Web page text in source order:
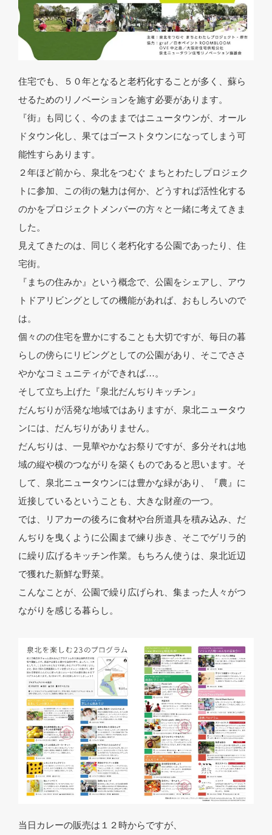
住宅でも、５０年となると老朽化することが多く、蘇ら
せるためのリノベーションを施す必要があります。
『街』も同じく、今のままではニュータウンが、オール
ドタウン化し、果てはゴーストタウンになってしまう可
能性すらあります。
２年ほど前から、泉北をつむぐ まちとわたしプロジェク
トに参加、この街の魅力は何か、どうすれば活性化する
のかをプロジェクトメンバーの方々と一緒に考えてきま
した。
見えてきたのは、同じく老朽化する公園であったり、住
宅街。
『まちの住みか』という概念で、公園をシェアし、アウ
トドアリビングとしての機能があれば、おもしろいので
は。
個々のの住宅を豊かにすることも大切ですが、毎日の暮
らしの傍らにリビングとしての公園があり、そこでささ
やかなコミュニティができれば…。
そして立ち上げた『泉北だんぢりキッチン』
だんぢりが活発な地域ではありますが、泉北ニュータウ
ンには、だんぢりがありません。
だんぢりは、一見華やかなお祭りですが、多分それは地
域の縦や横のつながりを築くものであると思います。そ
して、泉北ニュータウンには豊かな緑があり、『農』に
近接しているということも、大きな財産の一つ。
では、リアカーの後ろに食材や台所道具を積み込み、だ
んぢりを曳くように公園まで練り歩き、そこでゲリラ的
に繰り広げるキッチン作業。もちろん使うは、泉北近辺
で獲れた新鮮な野菜。
こんなことが、公園で繰り広げられ、集まった人々がつ
ながりを感じる暮らし。
当日カレーの販売は１２時からですが、